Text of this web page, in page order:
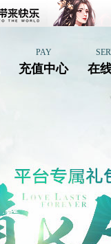
PAY
充值中心 在